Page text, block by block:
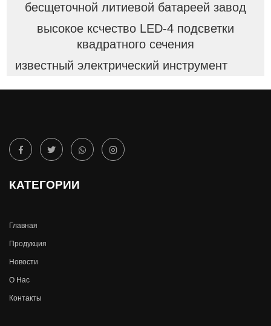
бесщеточной литиевой батареей завод
высокое ксчество LED-4 подсветки
квадратного сечения
известный электрический инструмент
КАТЕГОРИИ
Главная
Продукция
Новости
О Hас
Контакты